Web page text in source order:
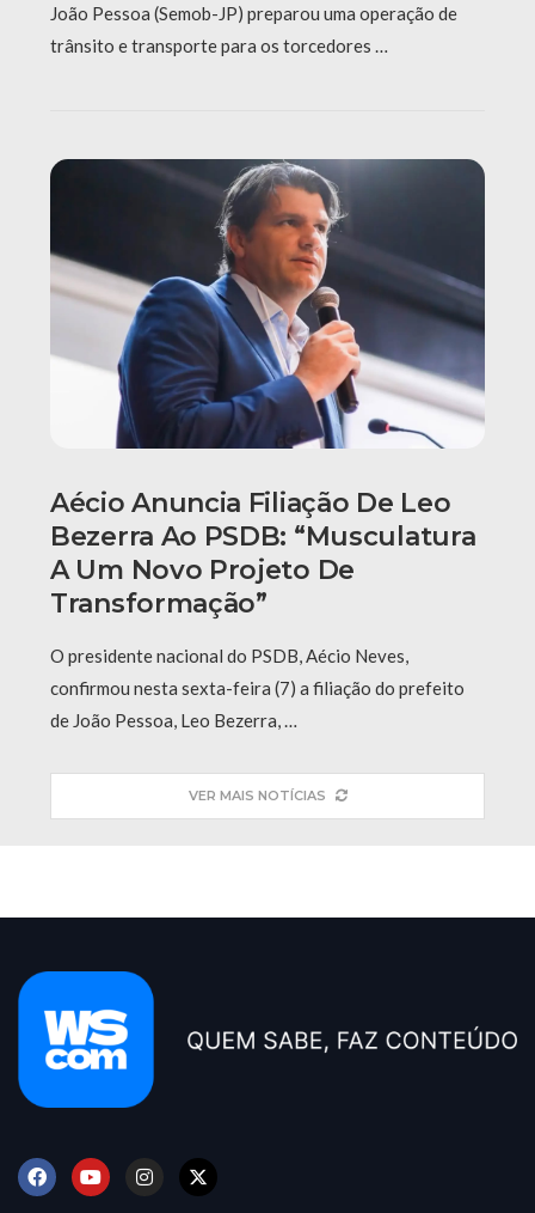
João Pessoa (Semob-JP) preparou uma operação de
trânsito e transporte para os torcedores …
Aécio Anuncia Filiação De Leo
Bezerra Ao PSDB: “Musculatura
A Um Novo Projeto De
Transformação”
O presidente nacional do PSDB, Aécio Neves,
confirmou nesta sexta-feira (7) a filiação do prefeito
de João Pessoa, Leo Bezerra, …
VER MAIS NOTÍCIAS